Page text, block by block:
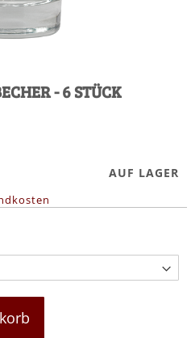
- 6 STÜCK
AUF LAGER